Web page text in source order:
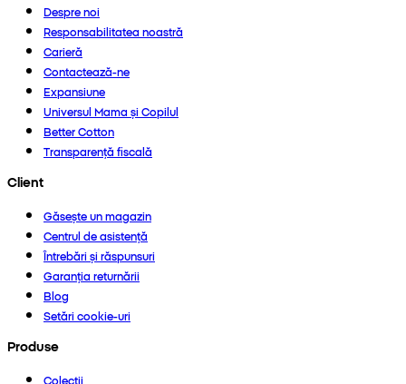
Despre noi
Responsabilitatea noastră
Carieră
Contactează-ne
Expansiune
Universul Mama și Copilul
Better Cotton
Transparență fiscală
Client
Găsește un magazin
Centrul de asistență
Întrebări și răspunsuri
Garanția returnării
Blog
Setări cookie-uri
Produse
Colecții